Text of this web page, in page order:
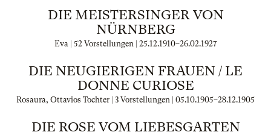
DIE MEISTERSINGER VON
NÜRNBERG
Eva | 52 Vorstellungen | 25.12.1910–26.02.1927
DIE NEUGIERIGEN FRAUEN / LE
DONNE CURIOSE
Rosaura, Ottavios Tochter | 3 Vorstellungen | 05.10.1905–28.12.1905
DIE ROSE VOM LIEBESGARTEN